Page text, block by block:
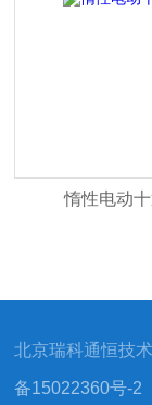
惰性电动
北京瑞科通恒技
备15022360号-2